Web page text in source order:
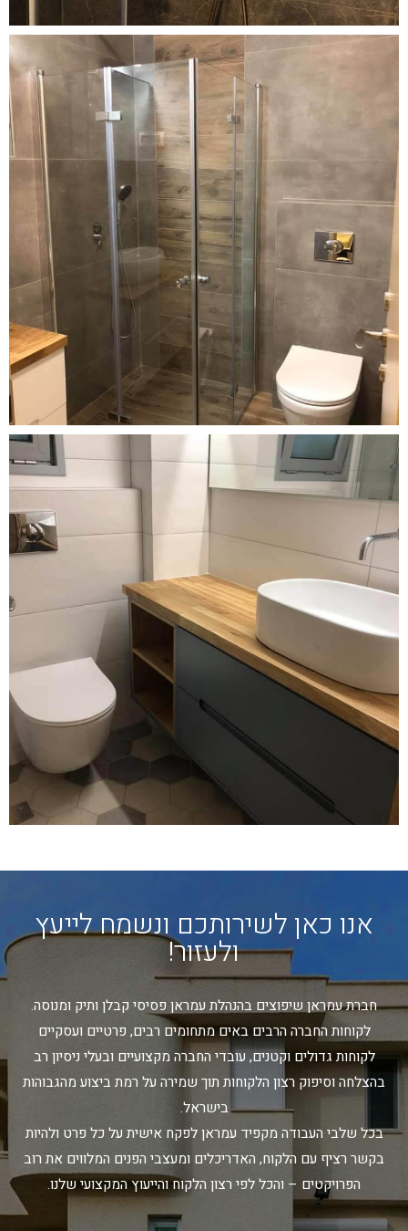
אנו כאן לשירותכם ונשמח לייעץ
ולעזור!
חברת עמראן שיפוצים בהנהלת עמראן פסיסי קבלן ותיק ומנוסה.
לקוחות החברה הרבים באים מתחומים רבים, פרטיים ועסקיים
לקוחות גדולים וקטנים, עובדי החברה מקצועיים ובעלי ניסיון רב
בהצלחה וסיפוק רצון הלקוחות תוך שמירה על רמת ביצוע מהגבוהות
בישראל.
בכל שלבי העבודה מקפיד עמראן לפקח אישית על כל פרט ולהיות
בקשר רציף עם הלקוח, האדריכלים ומעצבי הפנים המלווים את רוב
הפרויקטים – והכל לפי רצון הלקוח והייעוץ המקצועי שלנו.